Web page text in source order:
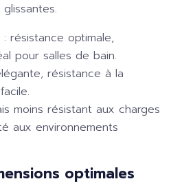
résistance optimale,
pour salles de bain.
résistance à la
moins résistant aux charges
aux environnements
optimales